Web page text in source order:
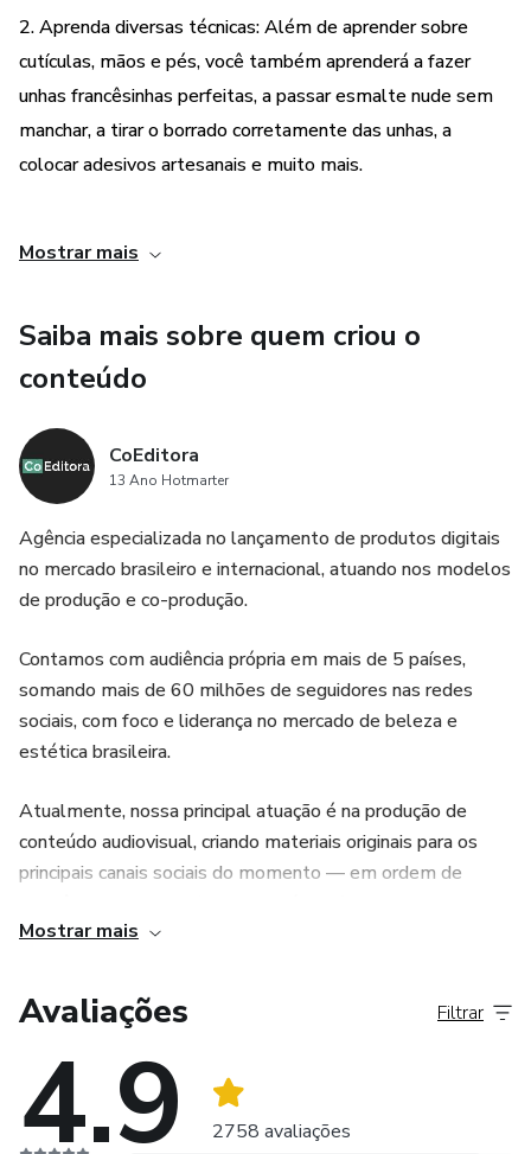
2. Aprenda diversas técnicas: Além de aprender sobre
cutículas, mãos e pés, você também aprenderá a fazer
unhas francêsinhas perfeitas, a passar esmalte nude sem
manchar, a tirar o borrado corretamente das unhas, a
colocar adesivos artesanais e muito mais.
Cardoso, você poderá esclarecer todas as suas dúvidas
tornar uma profissional melhor.
4. Torne-se uma manicure melhor: Com as técnicas
ensinadas nas aulas, você poderá se tornar uma manicure
melhor e mais capacitada, o que pode aumentar a sua
clientela e a sua renda.
Mostrar mais
Saiba mais sobre quem criou o
conteúdo
CoEditora
13 Ano Hotmarter
Agência especializada no lançamento de produtos digitais
no mercado brasileiro e internacional, atuando nos modelos
de produção e co-produção.
Contamos com audiência própria em mais de 5 países,
somando mais de 60 milhões de seguidores nas redes
sociais, com foco e liderança no mercado de beleza e
estética brasileira.
Atualmente, nossa principal atuação é na produção de
conteúdo audiovisual, criando materiais originais para os
principais canais sociais do momento — em ordem de
YouTube e Pinterest.
Mostrar mais
Avaliações
4.9 2758 avaliações
Filtrar